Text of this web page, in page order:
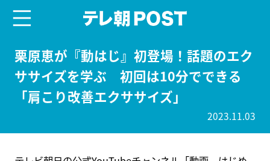
栗原恵が『動はじ』初登場！話題のエク
ササイズを学ぶ 初回は10分でできる
「肩こり改善エクササイズ」
2023.11.03